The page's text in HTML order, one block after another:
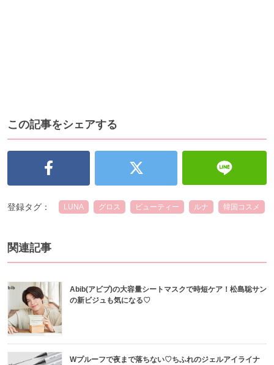
この記事をシェアする
登録タグ： LUNA グロス ビューティー ルナ 韓国コスメ
関連記事
Abib(アビブ)の大容量シートマスクで時短ケア！松島聡サン
の新ビジュも気になる♡
Wプルーフで夜まで落ちない♡ちふれのジェルアイライナ